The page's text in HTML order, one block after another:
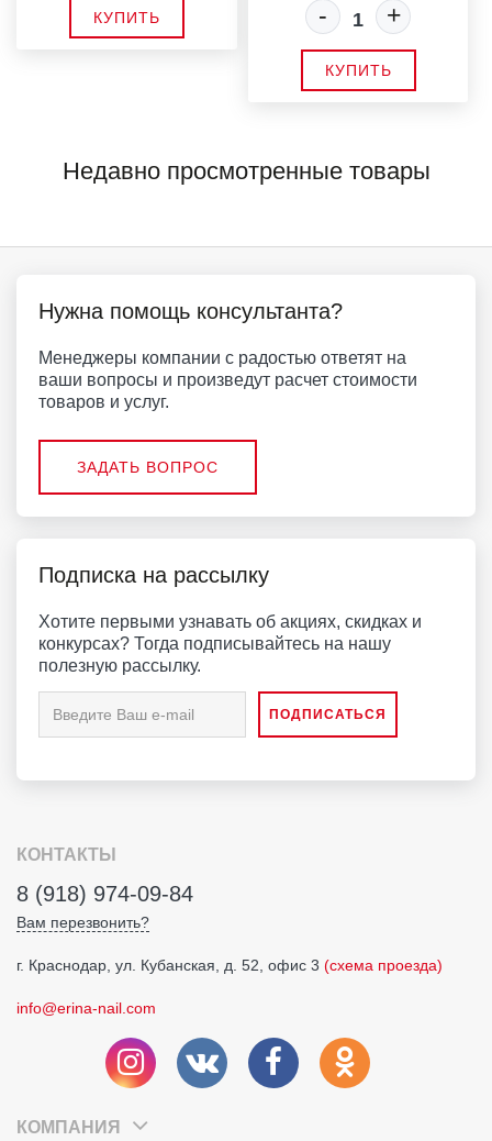
КУПИТЬ - +
КУПИТЬ
Недавно просмотренные товары
Нужна помощь консультанта?
Менеджеры компании с радостью ответят на
ваши вопросы и произведут расчет стоимости
товаров и услуг.
ЗАДАТЬ ВОПРОС
Подписка на рассылку
Хотите первыми узнавать об акциях, скидках и
конкурсах? Тогда подписывайтесь на нашу
полезную рассылку.
КОНТАКТЫ
8 (918) 974-09-84
Вам перезвонить?
г. Краснодар, ул. Кубанская, д. 52, офис 3 (схема проезда)
info@erina-nail.com
КОМПАНИЯ